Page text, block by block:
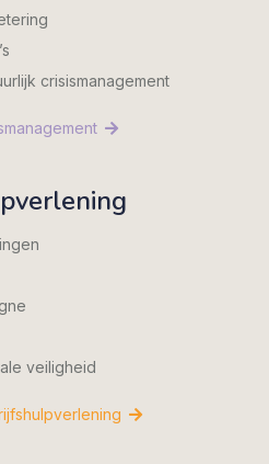
crisismanagement
veiligheid